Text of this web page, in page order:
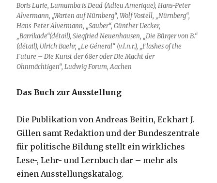
Boris Lurie,Lumumba is Dead (Adieu Amerique), Hans-Peter
Alvermann, „Warten auf Nürnberg“, Wolf Vostell, „Nürnberg“,
Hans-Peter Alvermann, „Sauber“, Günther Uecker,
„Barrikade“(détail), Siegfried Neuenhausen, „Die Bürger von B.“
(détail), Ulrich Baehr, „Le Géneral“ (v.l.n.r.), „Flashes of the
Future – Die Kunst der 68er oder Die Macht der
Ohnmächtigen“, Ludwig Forum, Aachen
Das Buch zur Ausstellung
Die Publikation von Andreas Beitin, Eckhart J.
Gillen samt Redaktion und der Bundeszentrale
für politische Bildung stellt ein wirkliches
Lese-, Lehr- und Lernbuch dar – mehr als
einen Ausstellungskatalog.